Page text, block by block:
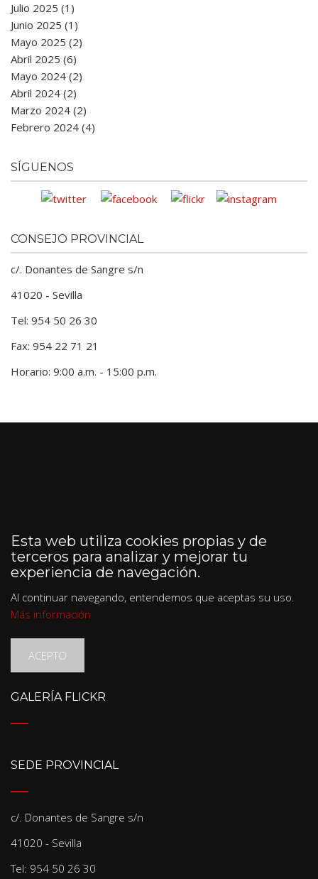
Julio 2025 (1)
Junio 2025 (1)
Mayo 2025 (2)
Abril 2025 (6)
Mayo 2024 (2)
Abril 2024 (2)
Marzo 2024 (2)
Febrero 2024 (4)
SÍGUENOS
CONSEJO PROVINCIAL
c/. Donantes de Sangre s/n
41020 - Sevilla
Tel: 954 50 26 30
Fax: 954 22 71 21
Horario: 9:00 a.m. - 15:00 p.m.
Esta web utiliza cookies propias y de
terceros para analizar y mejorar tu
experiencia de navegación.
Al continuar navegando, entendemos que aceptas su uso.
Más información
ACEPTO
GALERÍA FLICKR
SEDE PROVINCIAL
c/. Donantes de Sangre s/n
41020 - Sevilla
Tel: 954 50 26 30